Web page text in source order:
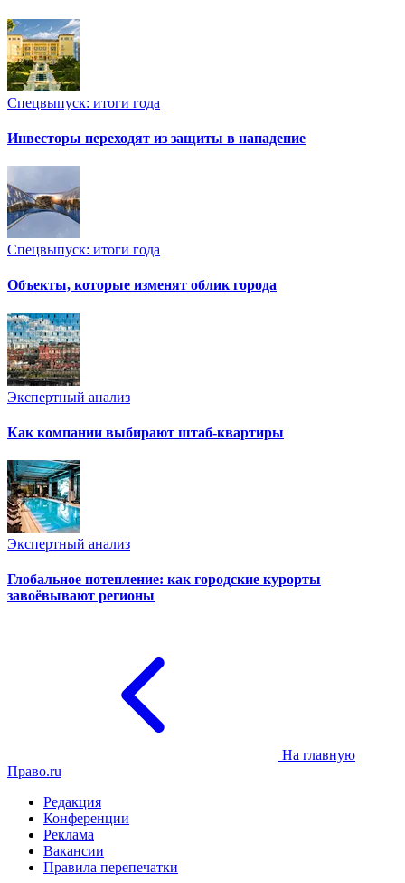
Спецвыпуск: итоги года
Инвесторы переходят из защиты в нападение
Спецвыпуск: итоги года
Объекты, которые изменят облик города
Экспертный анализ
Как компании выбирают штаб-квартиры
Экспертный анализ
Глобальное потепление: как городские курорты
завоёвывают регионы
На главную
Право.ru
Редакция
Конференции
Реклама
Вакансии
Правила перепечатки